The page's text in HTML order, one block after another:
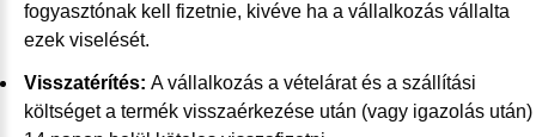
fogyasztónak kell fizetnie, kivéve ha a vállalkozás vállalta
ezek viselését.
Visszatérítés: A vállalkozás a vételárat és a szállítási
költséget a termék visszaérkezése után (vagy igazolás után)